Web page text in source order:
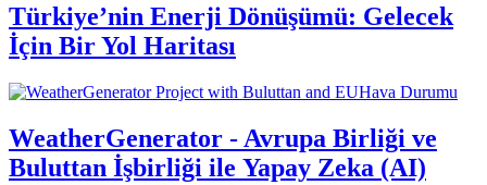
Türkiye’nin Enerji Dönüşümü: Gelecek
İçin Bir Yol Haritası
Hava Durumu
WeatherGenerator - Avrupa Birliği ve
Buluttan İşbirliği ile Yapay Zeka (AI)